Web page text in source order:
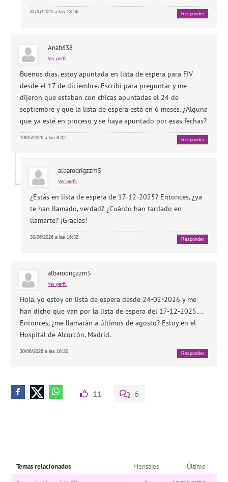
31/07/2025 a las 13:56 Responder
Anah638
Ver perfil
Buenos días, estoy apuntada en lista de espera para FIV
desde el 17 de diciembre. Escribí para preguntar y me
dijeron que estaban con chicas apuntadas el 24 de
septiembre y que la lista de espera está en 6 meses. ¿Alguna
que ya esté en proceso y se haya apuntado por esas fechas?
10/05/2026 a las 8:02 Responder
albarodrigzzm5
Ver perfil
¿Estás en lista de espera de 17-12-2025? Entonces, ¿ya
te han llamado, verdad? ¿Cuánto han tardado en
llamarte? ¡Gracias!
30/06/2026 a las 16:32 Responder
albarodrigzzm5
Ver perfil
Hola, yo estoy en lista de espera desde 24-02-2026 y me
han dicho que van por la lista de espera del 17-12-2025…
Entonces, ¿me llamarán a últimos de agosto? Estoy en el
Hospital de Alcorcón, Madrid.
30/06/2026 a las 16:30 Responder
11 6
Temas relacionados Mensajes
Último